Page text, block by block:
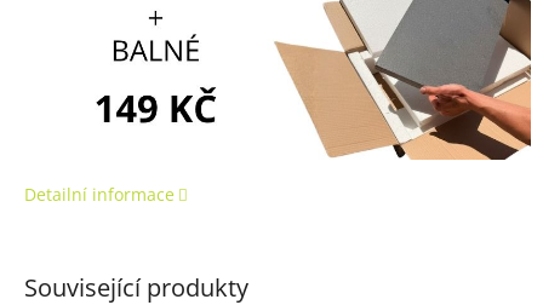
Detailní informace
Související produkty